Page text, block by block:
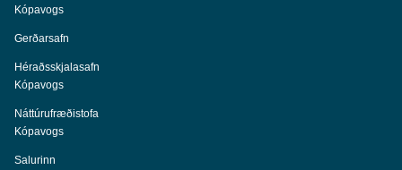
Kópavogs
Gerðarsafn
Héraðsskjalasafn
Kópavogs
Náttúrufræðistofa
Kópavogs
Salurinn